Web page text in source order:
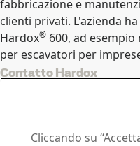
fabbricazione e
clienti privati. L'azienda
Hardox® 600, ad
per escavatori per
Contatto Hardox
domande
Cliccando su